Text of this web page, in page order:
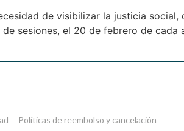
de visibilizar la justicia
sesiones, el 20 de febrero de cada
Políticas de reembolso y cancelación